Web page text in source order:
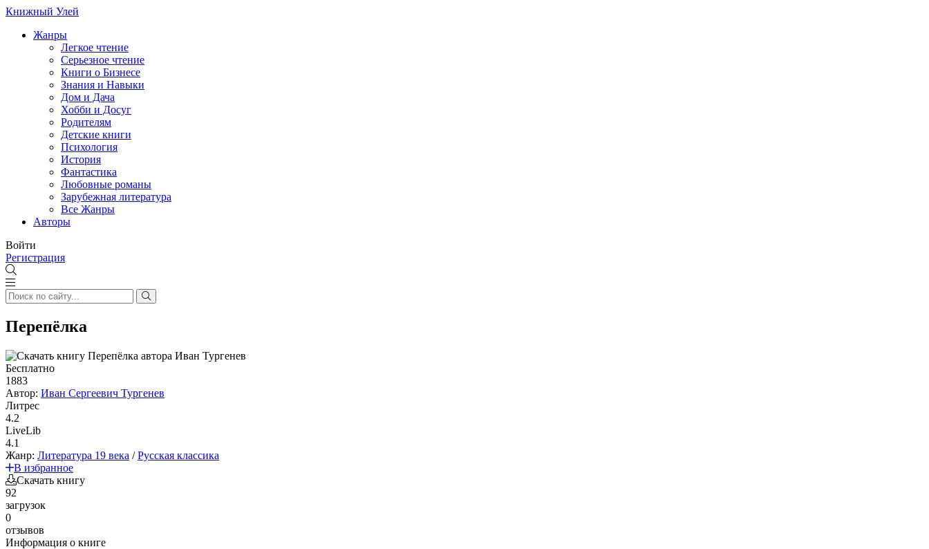
Книжный Улей
Жанры
Легкое чтение
Серьезное чтение
Книги о Бизнесе
Знания и Навыки
Дом и Дача
Хобби и Досуг
Родителям
Детские книги
Психология
История
Фантастика
Любовные романы
Зарубежная литература
Все Жанры
Авторы
Войти
Регистрация
Перепёлка
Бесплатно
1883
Автор: Иван Сергеевич Тургенев
Литрес
4.2
LiveLib
4.1
Жанр: Литература 19 века /Русская классика
В избранное
Скачать книгу
92
загрузок
0
отзывов
Информация о книге